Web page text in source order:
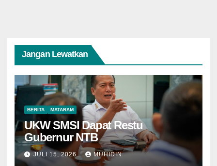
Jangan Lewatkan
BERITA MATARAM
UKW SMSI Dapat Restu
Gubernur NTB
JULI 15, 2026 MUHIDIN